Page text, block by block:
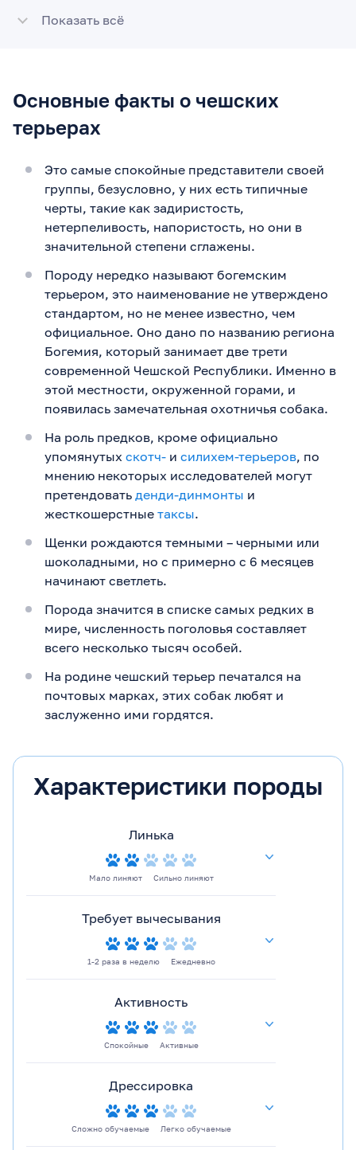
Показать всё
Основные факты о чешских
терьерах
Это самые спокойные представители своей
группы, безусловно, у них есть типичные
черты, такие как задиристость,
нетерпеливость, напористость, но они в
значительной степени сглажены.
Породу нередко называют богемским
терьером, это наименование не утверждено
стандартом, но не менее известно, чем
официальное. Оно дано по названию региона
Богемия, который занимает две трети
современной Чешской Республики. Именно в
этой местности, окруженной горами, и
появилась замечательная охотничья собака.
На роль предков, кроме официально
упомянутых скотч- и силихем-терьеров, по
мнению некоторых исследователей могут
претендовать денди-динмонты и
жесткошерстные таксы.
Щенки рождаются темными – черными или
шоколадными, но с примерно с 6 месяцев
начинают светлеть.
Порода значится в списке самых редких в
мире, численность поголовья составляет
всего несколько тысяч особей.
На родине чешский терьер печатался на
почтовых марках, этих собак любят и
заслуженно ими гордятся.
Характеристики породы
Линька
Мало линяют Сильно линяют
Требует вычесывания
1-2 раза в неделю Ежедневно
Активность
Спокойные Активные
Дрессировка
Сложно обучаемые Легко обучаемые